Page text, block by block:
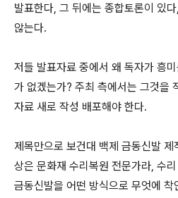
발표한다, 그 뒤에는 종합토론이 있
않는다.
저들 발표자료 중에서 왜 독자가 흥
가 없겠는가? 주최 측에서는 그것을
자료 새로 작성 배포해야 한다.
제목만으로 보건대 백제 금동신발
상은 문화재 수리복원 전문가라, 수
금동신발을 어떤 방식으로 무엇에